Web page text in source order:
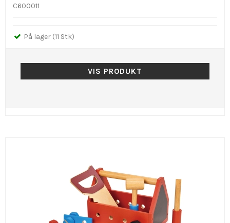
C600011
På lager (11 Stk)
VIS PRODUKT